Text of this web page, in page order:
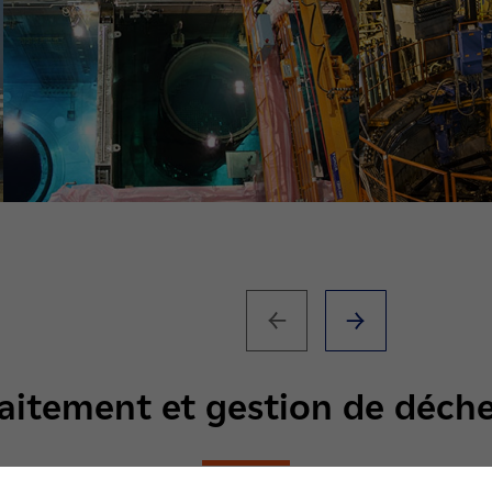
et gestion de